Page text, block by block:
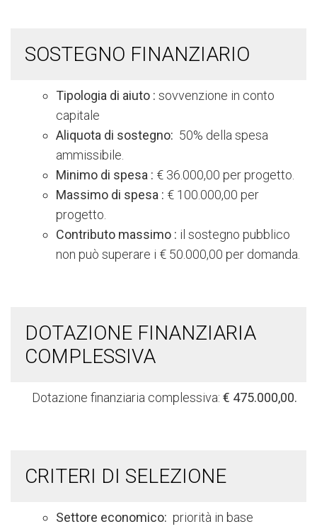
SOSTEGNO FINANZIARIO
Tipologia di aiuto : sovvenzione in conto
capitale
Aliquota di sostegno: 50% della spesa
ammissibile.
Minimo di spesa : € 36.000,00 per progetto.
Massimo di spesa : € 100.000,00 per
progetto.
Contributo massimo : il sostegno pubblico
non può superare i € 50.000,00 per domanda.
DOTAZIONE FINANZIARIA
COMPLESSIVA
Dotazione finanziaria complessiva: € 475.000,00.
CRITERI DI SELEZIONE
Settore economico: priorità in base